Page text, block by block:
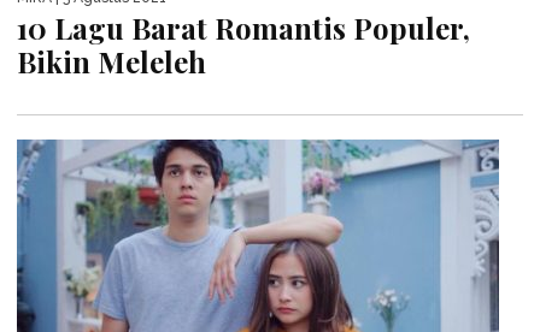
10 Lagu Barat Romantis Populer,
Bikin Meleleh